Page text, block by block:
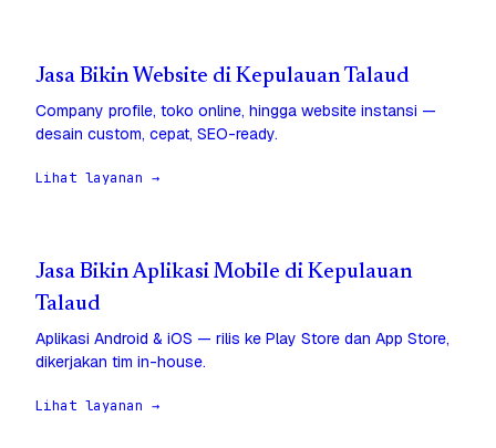
Jasa Bikin Website di Kepulauan Talaud
Company profile, toko online, hingga website instansi —
desain custom, cepat, SEO-ready.
Lihat layanan →
Jasa Bikin Aplikasi Mobile di Kepulauan
Talaud
Aplikasi Android & iOS — rilis ke Play Store dan App Store,
dikerjakan tim in-house.
Lihat layanan →